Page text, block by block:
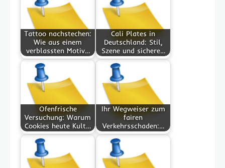
Tattoo nachstechen:
Wie aus einem
verblassten Motiv…
Cali Plates in
Deutschland: Stil,
Szene und sichere…
Ofenfrische
Versuchung: Warum
Cookies heute Kult…
Ihr Wegweiser zum
fairen
Verkehrsschaden:…